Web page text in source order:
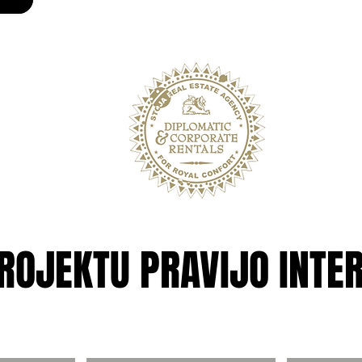
PRAVIJO
PRAVIJO